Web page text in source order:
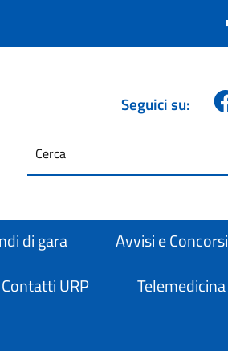
Seguici su:
da
di gara
Avvisi e Concorsi
Contatti URP
Telemedicina